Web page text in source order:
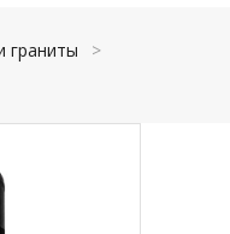
77-99
граниты
>